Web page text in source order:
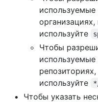
используйте
Чтобы
используйте
Чтобы указать